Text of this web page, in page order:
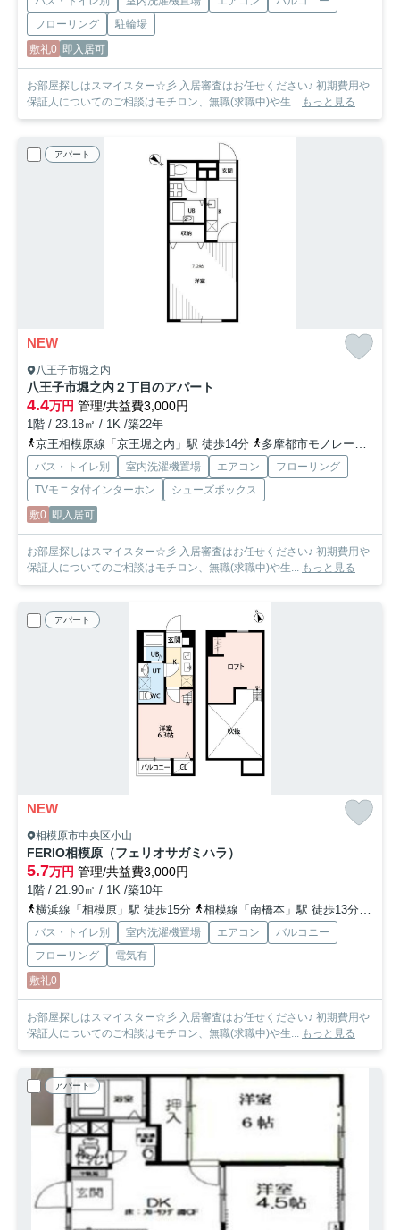
フローリング
駐輪場
敷礼0 即入居可
お部屋探しはスマイスター☆彡 入居審査はお任せください♪ 初期費用や
保証人についてのご相談はモチロン、無職(求職中)や生... もっと見る
アパート
NEW
八王子市堀之内
八王子市堀之内２丁目のアパート
4.4万円 管理/共益費3,000円
1階 / 23.18㎡ / 1K /築22年
京王相模原線「京王堀之内」駅 徒歩14分
多摩都市モノレール「大塚・帝京大学」駅 徒歩14分
バス・トイレ別 室内洗濯機置場 エアコン
フローリング
TVモニタ付インターホン
シューズボックス
敷0 即入居可
お部屋探しはスマイスター☆彡 入居審査はお任せください♪ 初期費用や
保証人についてのご相談はモチロン、無職(求職中)や生... もっと見る
アパート
NEW
相模原市中央区小山
FERIO相模原（フェリオサガミハラ）
5.7万円 管理/共益費3,000円
1階 / 21.90㎡ / 1K /築10年
横浜線「相模原」駅 徒歩15分
相模線「南橋本」駅 徒歩13分
バス・トイレ別 室内洗濯機置場 エアコン
バルコニー
フローリング
電気有
敷礼0
お部屋探しはスマイスター☆彡 入居審査はお任せください♪ 初期費用や
保証人についてのご相談はモチロン、無職(求職中)や生... もっと見る
アパート